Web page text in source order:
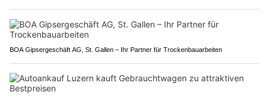
BOA Gipsergeschäft AG, St. Gallen – Ihr Partner für Trockenbauarbeiten